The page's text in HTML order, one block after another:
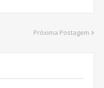
Próxima Postagem